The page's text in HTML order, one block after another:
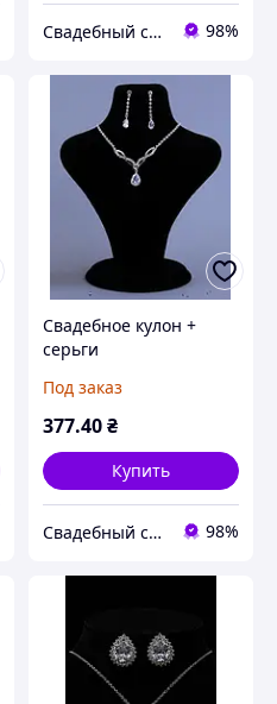
Свадебный салон "ПРИНЦЕССА" 98%
Свадебное кулон +
серьги
Под заказ
377.40₴
Купить
Свадебный салон "ПРИНЦЕССА" 98%